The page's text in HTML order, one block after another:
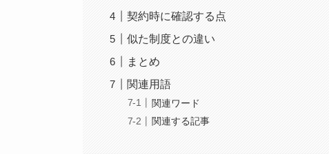
契約時に確認する点
似た制度との違い
まとめ
関連用語
関連ワード
関連する記事